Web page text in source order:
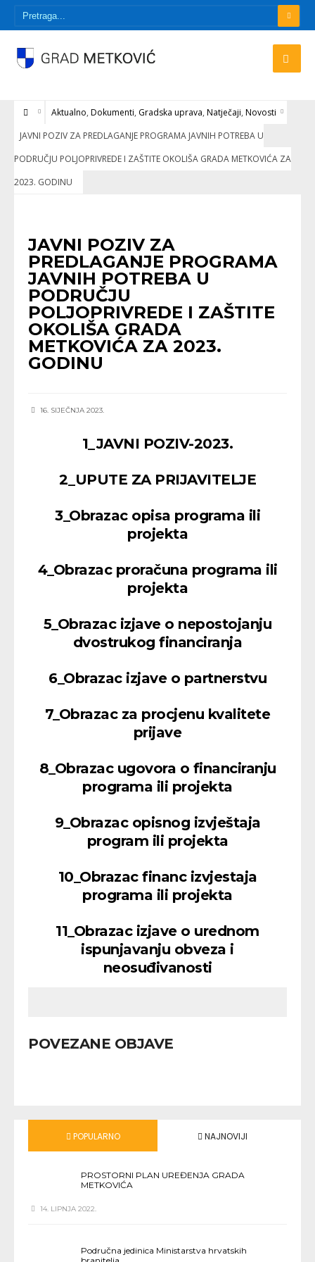
Aktualno, Dokumenti, Gradska uprava, Natječaji, Novosti
JAVNI POZIV ZA PREDLAGANJE PROGRAMA JAVNIH POTREBA U
PODRUČJU POLJOPRIVREDE I ZAŠTITE OKOLIŠA GRADA METKOVIĆA ZA
2023. GODINU
AKTUALNO
JAVNI POZIV ZA
PREDLAGANJE PROGRAMA
JAVNIH POTREBA U
PODRUČJU
POLJOPRIVREDE I ZAŠTITE
OKOLIŠA GRADA
METKOVIĆA ZA 2023.
GODINU
16. SIJEČNJA 2023.
1_JAVNI POZIV-2023.
2_UPUTE ZA PRIJAVITELJE
3_Obrazac opisa programa ili
projekta
4_Obrazac proračuna programa ili
projekta
5_Obrazac izjave o nepostojanju
dvostrukog financiranja
6_Obrazac izjave o partnerstvu
7_Obrazac za procjenu kvalitete
prijave
8_Obrazac ugovora o financiranju
programa ili projekta
9_Obrazac opisnog izvještaja
program ili projekta
10_Obrazac financ izvjestaja
programa ili projekta
11_Obrazac izjave o urednom
ispunjavanju obveza i
neosuđivanosti
POVEZANE OBJAVE
POPULARNO NAJNOVIJI
PROSTORNI PLAN UREĐENJA GRADA
METKOVIĆA
14. LIPNJA 2022.
Područna jedinica Ministarstva hrvatskih